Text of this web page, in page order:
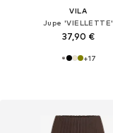
VILA
Jupe 'VIELLETTE'
37,90 €
+17